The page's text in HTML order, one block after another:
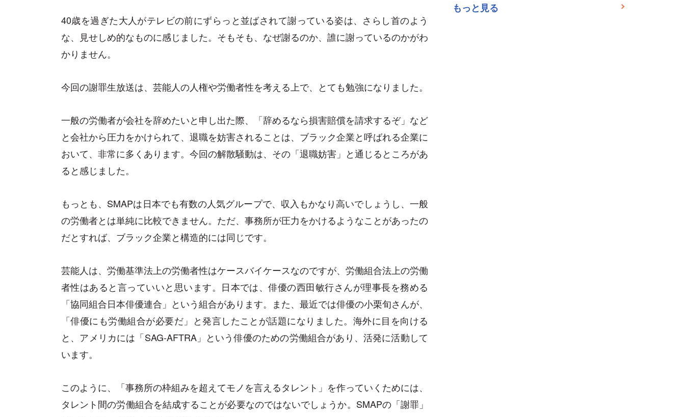
40歳を過ぎた大人がテレビの前にずらっと並ばされて謝っている姿は、さらし首のよう
な、見せしめ的なものに感じました。そもそも、なぜ謝るのか、誰に謝っているのかがわ
かりません。
今回の謝罪生放送は、芸能人の人権や労働者性を考える上で、とても勉強になりました。
一般の労働者が会社を辞めたいと申し出た際、「辞めるなら損害賠償を請求するぞ」など
と会社から圧力をかけられて、退職を妨害されることは、ブラック企業と呼ばれる企業に
おいて、非常に多くあります。今回の解散騒動は、その「退職妨害」と通じるところがあ
ると感じました。
もっとも、SMAPは日本でも有数の人気グループで、収入もかなり高いでしょうし、一般
の労働者とは単純に比較できません。ただ、事務所が圧力をかけるようなことがあったの
だとすれば、ブラック企業と構造的には同じです。
芸能人は、労働基準法上の労働者性はケースバイケースなのですが、労働組合法上の労働
者性はあると言っていいと思います。日本では、俳優の西田敏行さんが理事長を務める
「協同組合日本俳優連合」という組合があります。また、最近では俳優の小栗旬さんが、
「俳優にも労働組合が必要だ」と発言したことが話題になりました。海外に目を向ける
と、アメリカには「SAG-AFTRA」という俳優のための労働組合があり、活発に活動して
います。
このように、「事務所の枠組みを超えてモノを言えるタレント」を作っていくためには、
タレント間の労働組合を結成することが必要なのではないでしょうか。SMAPの「謝罪」
もっと見る